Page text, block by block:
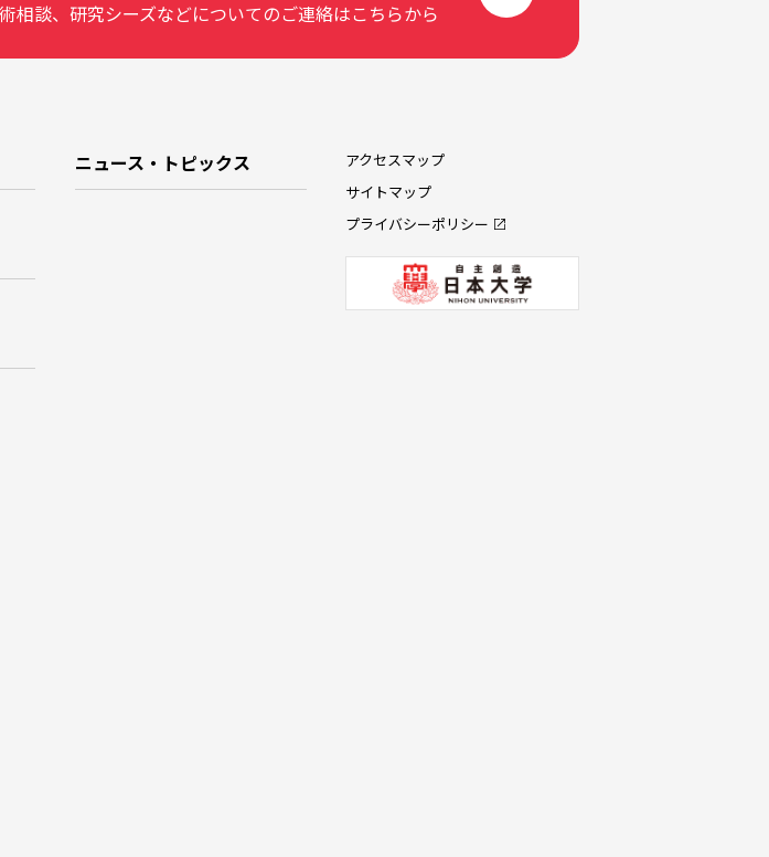
相談、研究シーズなどについてのご連絡はこちらから
ニュース・トピックス
アクセスマップ
サイトマップ
プライバシーポリシー